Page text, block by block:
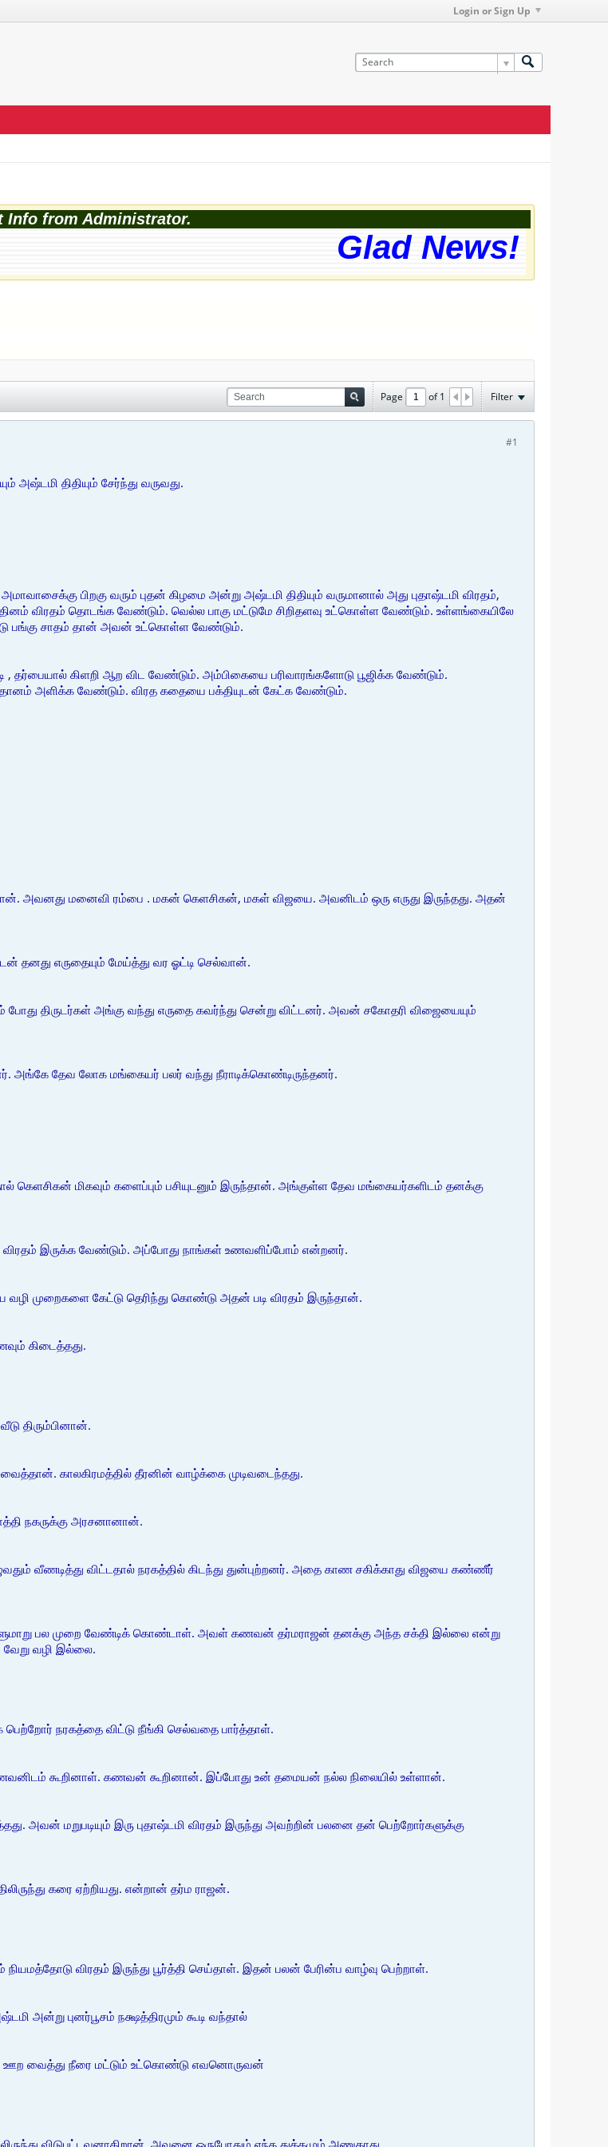
Login or Sign Up
Info from Administrator.
Glad News! The
Page of1 Filter
#1
அஷ்டமி திதியும் சேர்ந்து வருவது.
பிறகு வரும் புதன் கிழமை அன்று அஷ்டமி திதியும் வருமானால் அது புதாஷ்டமி விரதம்,
விரதம் தொடங்க வேண்டும். வெல்ல பாகு மட்டுமே சிறிதளவு உட்கொள்ள வேண்டும். உள்ளங்கையிலே
பங்கு சாதம் தான் அவன் உட்கொள்ள வேண்டும்.
கிளறி ஆற விட வேண்டும். அம்பிகையை பரிவாரங்களோடு பூஜிக்க வேண்டும்.
அளிக்க வேண்டும். விரத கதையை பக்தியுடன் கேட்க வேண்டும்.
அவனது மனைவி ரம்பை . மகன் கெளசிகன், மகள் விஜயை. அவனிடம் ஒரு எருது இருந்தது. அதன்
தனது எருதையும் மேய்த்து வர ஓட்டி செல்வான்.
திருடர்கள் அங்கு வந்து எருதை கவர்ந்து சென்று விட்டனர். அவன் சகோதரி விஜையையும்
அங்கே தேவ லோக மங்கையர் பலர் வந்து நீராடிக்கொண்டிருந்தனர்.
கெளசிகன் மிகவும் களைப்பும் பசியுடனும் இருந்தான். அங்குள்ள தேவ மங்கையர்களிடம் தனக்கு
விரதம் இருக்க வேண்டும். அப்போது நாங்கள் உணவளிப்போம் என்றனர்.
முறைகளை கேட்டு தெரிந்து கொண்டு அதன் படி விரதம் இருந்தான்.
கிடைத்தது.
திரும்பினான்.
காலகிரமத்தில் தீரனின் வாழ்க்கை முடிவடைந்தது.
நகருக்கு அரசனானான்.
வீணடித்து விட்டதால் நரகத்தில் கிடந்து துன்புற்றனர். அதை காண சகிக்காது விஜயை கண்ணீர்
பல முறை வேண்டிக் கொண்டாள். அவள் கணவன் தர்மராஜன் தனக்கு அந்த சக்தி இல்லை என்று
வேறு வழி இல்லை.
பெற்றோர் நரகத்தை விட்டு நீங்கி செல்வதை பார்த்தாள்.
கூறினாள். கணவன் கூறினான். இப்போது உன் தமையன் நல்ல நிலையில் உள்ளான்.
அவன் மறுபடியும் இரு புதாஷ்டமி விரதம் இருந்து அவற்றின் பலனை தன் பெற்றோர்களுக்கு
கரை ஏற்றியது. என்றான் தர்ம ராஜன்.
விரதம் இருந்து பூர்த்தி செய்தாள். இதன் பலன் பேரின்ப வாழ்வு பெற்றாள்.
அன்று புனர்பூசம் நக்ஷத்திரமும் கூடி வந்தால்
வைத்து நீரை மட்டும் உட்கொண்டு எவனொருவன்
விடுபட்டவனாகிறான். அவனை ஒருபோதும் எந்த துக்கமும் அணுகாது.